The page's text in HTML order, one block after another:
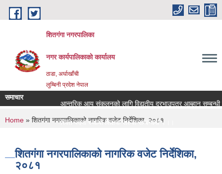
Skip to main content
शितगंगा नगरपालिका
नगर कार्यपालिकाकाे कार्यालय
ठाडा, अर्घाखाँची
लुम्बिनी प्रदेश नेपाल
समाचार
आन्तरिक आय संकलनको लागि विद्युतीय दरभाउपत्र आब्हान सम्बन्धी
रिक्त पदमा स्थायी शिक्षक सरुवा सम्बन्धमा ।।।
You are here
Home » शितगंगा नगरपालिकाको नागरिक वजेट निर्देशिका, २०८१
शितगंगा नगरपालिकाको नागरिक वजेट निर्देशिका,
२०८१